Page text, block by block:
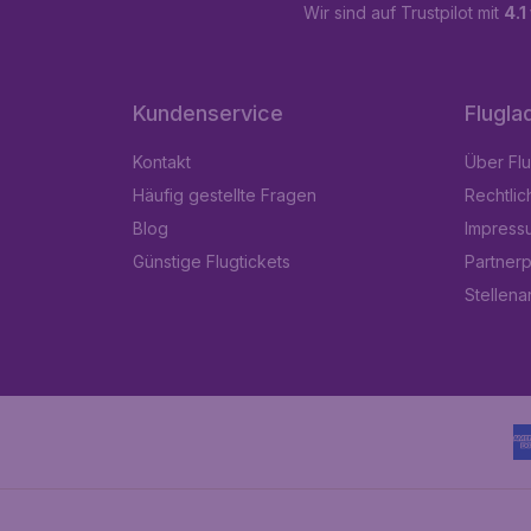
Wir sind auf Trustpilot mit
Kundenservice
Kontakt
Häufig gestellte Fragen
Blog
Günstige Flugtickets
Über